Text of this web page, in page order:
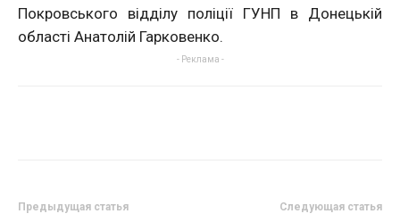
Покровського відділу поліції ГУНП в Донецькій
області Анатолій Гарковенко.
- Реклама -
Предыдущая статья Следующая статья